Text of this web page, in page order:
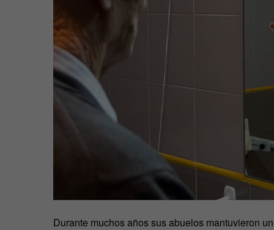
Durante muchos años sus abuelos mantuvieron